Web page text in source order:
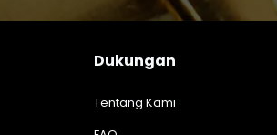
Dukungan
Tentang Kami